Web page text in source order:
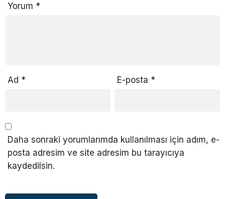
Yorum *
Ad * E-posta *
Daha sonraki yorumlarımda kullanılması için adım, e-
posta adresim ve site adresim bu tarayıcıya
kaydedilsin.